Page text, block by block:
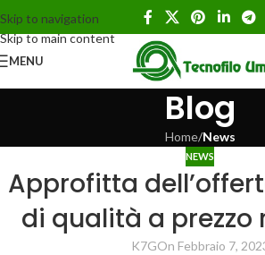
Skip to navigation
Skip to main content
MENU
Blog
Home/News
NEWS
Approfitta
di qualità a prezzo
K7GOn Febbraio 7,